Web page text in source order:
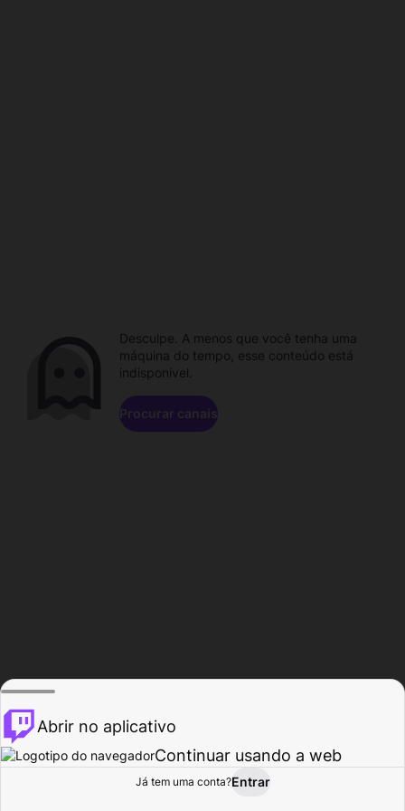
Procurar Atividade
Desculpe. A menos que você tenha uma
máquina do tempo, esse conteúdo está
indisponível.
Procurar canais
Abrir no aplicativo
Continuar usando a web
Já tem uma conta?Entrar